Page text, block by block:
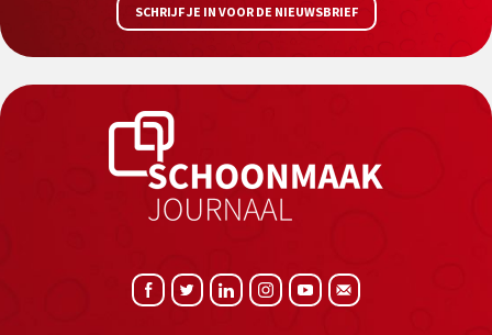
SCHRIJF JE IN VOOR DE NIEUWSBRIEF